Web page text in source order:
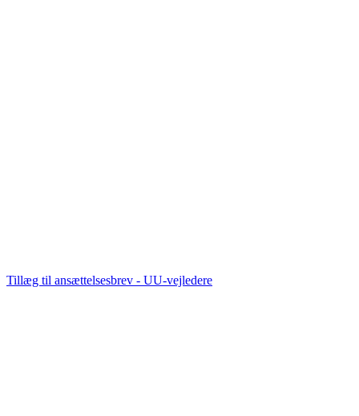
Tillæg til ansættelsesbrev - UU-vejledere